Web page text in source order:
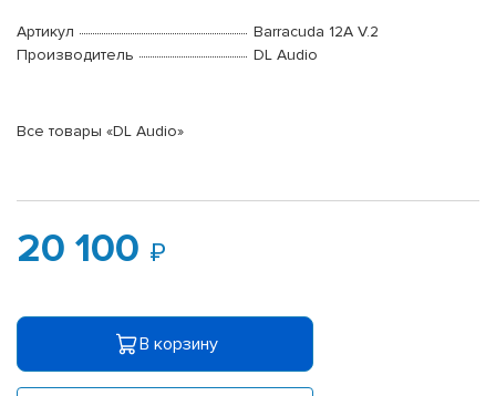
Артикул
Barracuda 12A V.2
Производитель
DL Audio
Все товары «DL Audio»
20 100
В корзину